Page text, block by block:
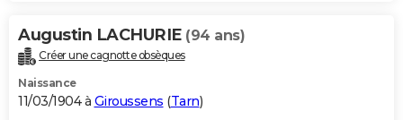
Augustin LACHURIE (94 ans)
Créer une cagnotte obsèques
Naissance
11/03/1904 à Giroussens (Tarn)